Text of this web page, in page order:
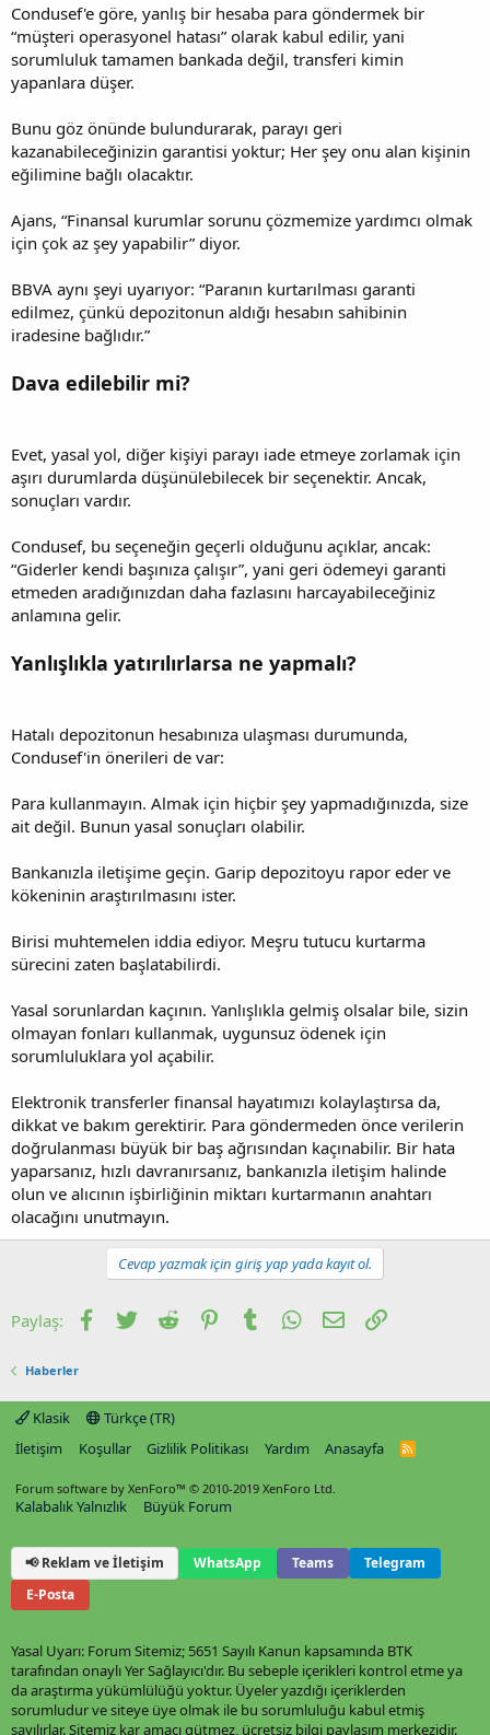
Condusef'e göre, yanlış bir hesaba para göndermek bir
“müşteri operasyonel hatası” olarak kabul edilir, yani
sorumluluk tamamen bankada değil, transferi kimin
yapanlara düşer.
Bunu göz önünde bulundurarak, parayı geri
kazanabileceğinizin garantisi yoktur; Her şey onu alan kişinin
eğilimine bağlı olacaktır.
Ajans, “Finansal kurumlar sorunu çözmemize yardımcı olmak
için çok az şey yapabilir” diyor.
BBVA aynı şeyi uyarıyor: “Paranın kurtarılması garanti
edilmez, çünkü depozitonun aldığı hesabın sahibinin
iradesine bağlıdır.”
Dava edilebilir mi?
Evet, yasal yol, diğer kişiyi parayı iade etmeye zorlamak için
aşırı durumlarda düşünülebilecek bir seçenektir. Ancak,
sonuçları vardır.
Condusef, bu seçeneğin geçerli olduğunu açıklar, ancak:
“Giderler kendi başınıza çalışır”, yani geri ödemeyi garanti
etmeden aradığınızdan daha fazlasını harcayabileceğiniz
anlamına gelir.
Yanlışlıkla yatırılırlarsa ne yapmalı?
Hatalı depozitonun hesabınıza ulaşması durumunda,
Condusef'in önerileri de var:
Para kullanmayın. Almak için hiçbir şey yapmadığınızda, size
ait değil. Bunun yasal sonuçları olabilir.
Bankanızla iletişime geçin. Garip depozitoyu rapor eder ve
kökeninin araştırılmasını ister.
Birisi muhtemelen iddia ediyor. Meşru tutucu kurtarma
sürecini zaten başlatabilirdi.
Yasal sorunlardan kaçının. Yanlışlıkla gelmiş olsalar bile, sizin
olmayan fonları kullanmak, uygunsuz ödenek için
sorumluluklara yol açabilir.
Elektronik transferler finansal hayatımızı kolaylaştırsa da,
dikkat ve bakım gerektirir. Para göndermeden önce verilerin
doğrulanması büyük bir baş ağrısından kaçınabilir. Bir hata
yaparsanız, hızlı davranırsanız, bankanızla iletişim halinde
olun ve alıcının işbirliğinin miktarı kurtarmanın anahtarı
olacağını unutmayın.
Cevap yazmak için giriş yap yada kayıt ol.
Paylaş: Facebook
TwitterReddit PinterestTumblrWhatsApp
E-postaLink
Haberler
Klasik
Türkçe (TR)
İletişim
Koşullar Gizlilik Politikası Yardım Anasayfa
R
Forum software by XenForo™ © 2010-2019 XenForo Ltd.
Kalabalık Yalnızlık Büyük Forum
📢 Reklam ve İletişim WhatsApp Teams
Telegram
E-Posta
Yasal Uyarı: Forum Sitemiz; 5651 Sayılı Kanun kapsamında BTK
tarafından onaylı Yer Sağlayıcı'dır. Bu sebeple içerikleri kontrol etme ya
da araştırma yükümlülüğü yoktur. Üyeler yazdığı içeriklerden
sorumludur ve siteye üye olmak ile bu sorumluluğu kabul etmiş
sayılırlar. Sitemiz kar amacı gütmez, ücretsiz bilgi paylaşım merkezidir.